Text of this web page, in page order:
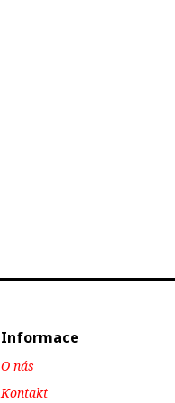
Informace
O nás
Kontakt